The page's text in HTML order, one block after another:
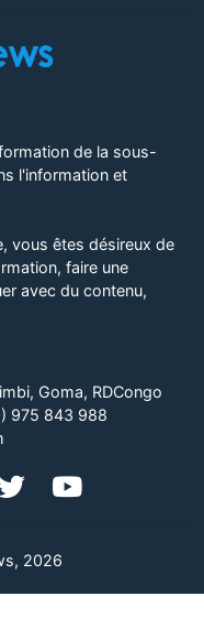
de la sous-
l'information et
vous êtes désireux de
faire une
avec du contenu,
Goma, RDCongo
975 843 988
2026